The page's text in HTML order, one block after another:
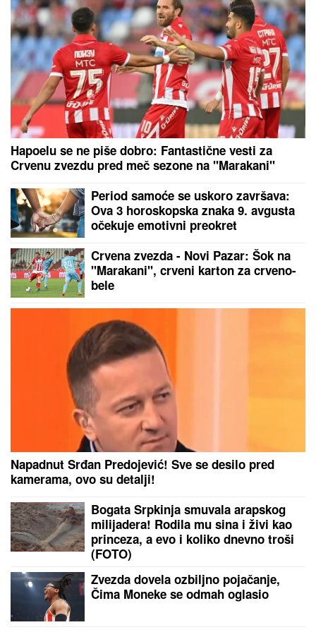
Zagrebu, sledi borba za bronzu
Naš pevač (77) bio intiman sa
muškarcem! Javno progovorio o
odnosima!
Kao sav normalan svet: Jokić sa
decom uživa na bazenima u rodnom
gradu, sugrađani oduševljeni
Vraća se Zvezdino dete
Horhe Martin osvojio pol poziciju za
VN Velike Britanije
Novi snimci iz Deliblatske peščare!
Zatvoren deo puta Kovin - Bela
Crkva, grade se odbrambene linije!
(VIDEO)
Hapoelu se ne piše dobro: Fantastične vesti za